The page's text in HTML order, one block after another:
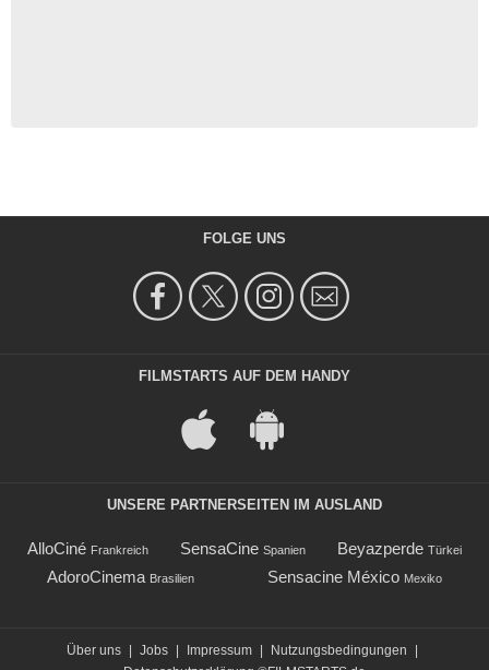
FOLGE UNS
FILMSTARTS AUF DEM HANDY
UNSERE PARTNERSEITEN IM AUSLAND
AlloCiné Frankreich SensaCine Spanien Beyazperde Türkei
AdoroCinema Brasilien Sensacine México Mexiko
Über uns Jobs Impressum Nutzungsbedingungen